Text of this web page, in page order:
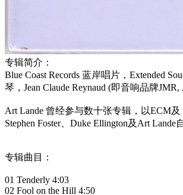
专辑简介：
Blue Coast Records 蓝岸唱片，Extended
琴，Jean Claude Reynaud (即音响品牌
Art Lande 曾经参与数十张专辑，以ECM
Stephen Foster、Duke Ellington及Art Lande
专辑曲目：
01 Tenderly 4:03
02 Fool on the Hill 4:50